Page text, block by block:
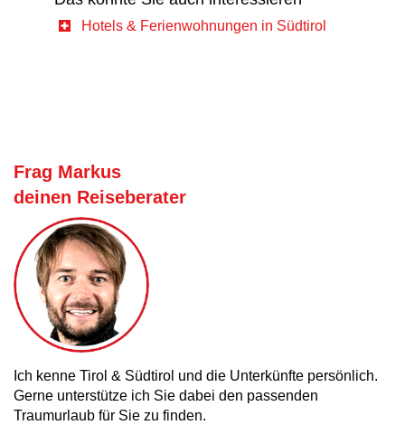
Hotels & Ferienwohnungen in Südtirol
Frag Markus
deinen Reiseberater
Ich kenne Tirol & Südtirol und die Unterkünfte persönlich.
Gerne unterstütze ich Sie dabei den passenden
Traumurlaub für Sie zu finden.